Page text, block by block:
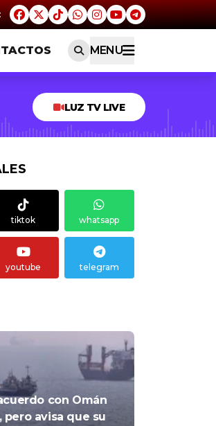
MENU
LUZ TV LIVE
tiktok whatsapp
youtube telegram
con Omán
pero avisa que su